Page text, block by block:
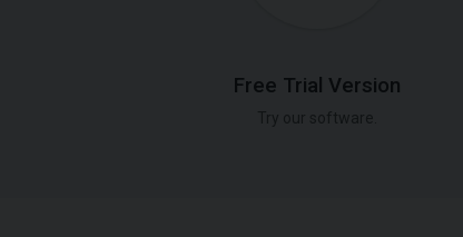
Free Trial Version